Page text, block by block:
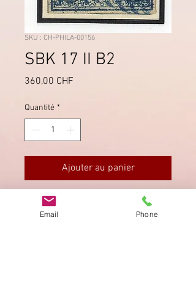
SKU : CH-PHILA-00156
SBK 17 II B2
360,00 CHF
Quantité *
Ajouter au panier
Druckstein B2 LO, mit blauer Raute
entwertet. Gleichmässig
Email Phone